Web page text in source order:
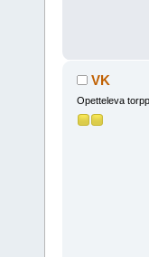
VK
Opetteleva